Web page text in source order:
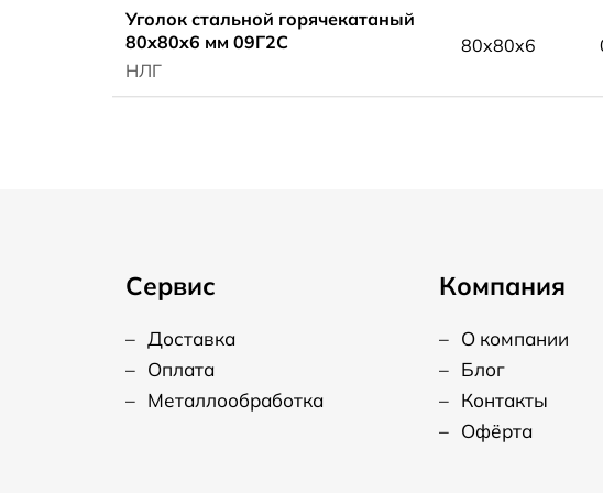
Уголок стальной горячекатаный
80x80x6 мм 09Г2С
НЛГ
80x80x6
Сервис
– Доставка
– Оплата
– Металлообработка
Компания
– О компании
– Блог
– Контакты
– Офёрта